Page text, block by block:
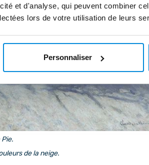
et d'analyse, qui peuvent combiner
lors de votre utilisation de leurs
Personnaliser
de la neige.